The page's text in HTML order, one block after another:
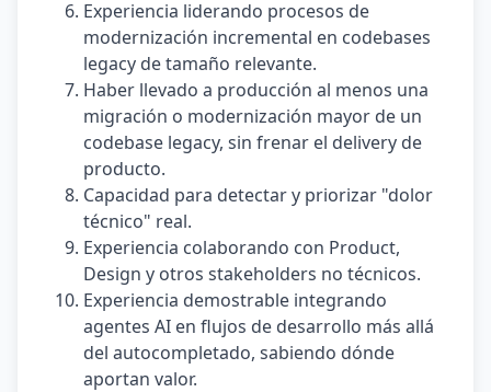
Experiencia liderando procesos de
modernización incremental en codebases
legacy de tamaño relevante.
Haber llevado a producción al menos una
migración o modernización mayor de un
codebase legacy, sin frenar el delivery de
producto.
Capacidad para detectar y priorizar "dolor
técnico" real.
Experiencia colaborando con Product,
Design y otros stakeholders no técnicos.
Experiencia demostrable integrando
agentes AI en flujos de desarrollo más allá
del autocompletado, sabiendo dónde
aportan valor.